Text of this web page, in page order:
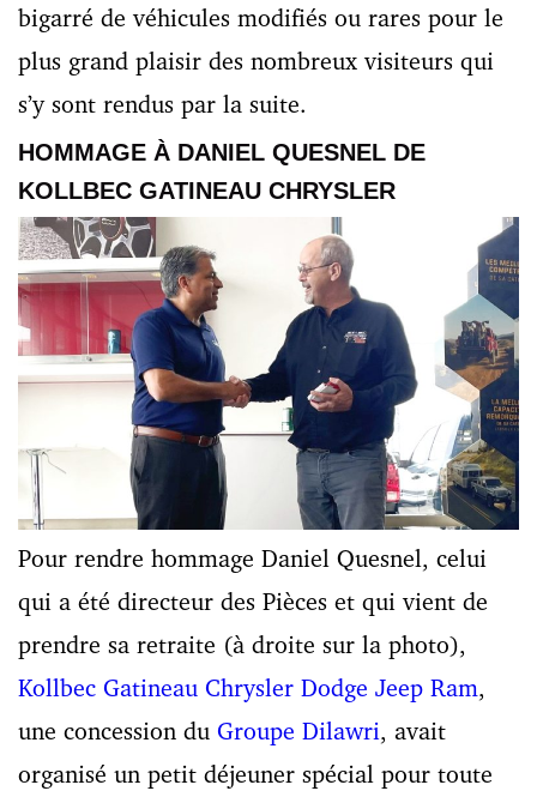
bigarré de véhicules modifiés ou rares pour le
plus grand plaisir des nombreux visiteurs qui
s’y sont rendus par la suite.
HOMMAGE À DANIEL QUESNEL DE
KOLLBEC GATINEAU CHRYSLER
Pour rendre hommage Daniel Quesnel, celui
qui a été directeur des Pièces et qui vient de
prendre sa retraite (à droite sur la photo),
Kollbec Gatineau Chrysler Dodge Jeep Ram,
une concession du Groupe Dilawri, avait
organisé un petit déjeuner spécial pour toute